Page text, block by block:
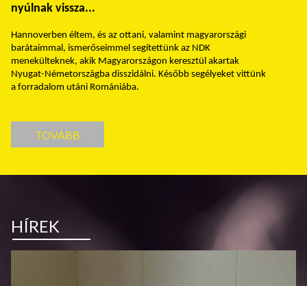
nyúlnak vissza...
Hannoverben éltem, és az ottani, valamint magyarországi
barátaimmal, ismerőseimmel segítettünk az NDK
menekülteknek, akik Magyarországon keresztül akartak
Nyugat-Németországba disszidálni. Később segélyeket vittünk
a forradalom utáni Romániába.
TOVÁBB
HÍREK